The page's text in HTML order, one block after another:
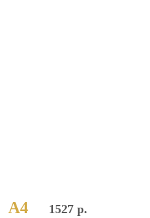
А4 1527 р.